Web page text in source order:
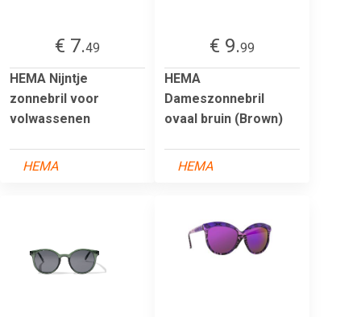
€ 7.49
HEMA Nijntje
zonnebril voor
volwassenen
HEMA
€ 9.99
HEMA
Dameszonnebril
ovaal bruin (Brown)
HEMA